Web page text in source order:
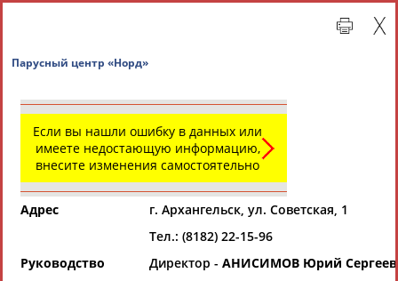
Региональные спортивные организации
Если вы нашли ошибку в данных или
имеете недостающую информацию,
внесите изменения самостоятельно
Адрес
г. Архангельск, ул. Советская, 1
Тел.: (8182) 22-15-96
Руководство
Директор - АНИСИМОВ Юрий